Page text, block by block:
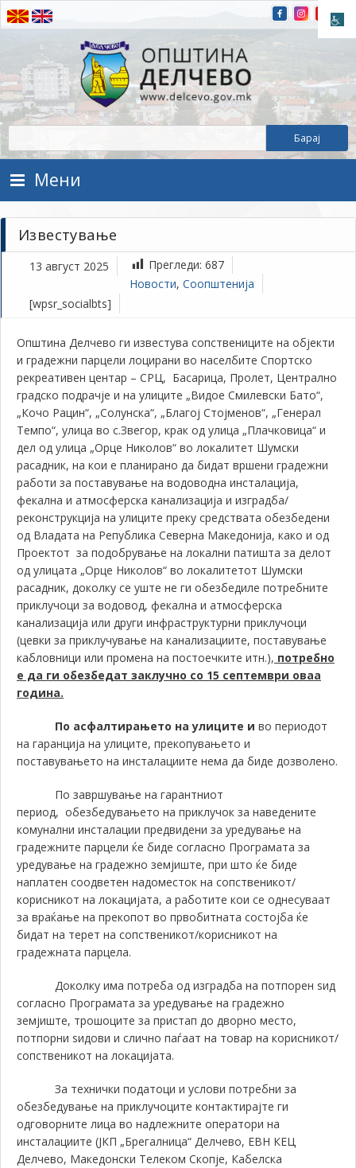
Прескокнете на содржината
Општина Делчево
Општина Делчево
Мени
Известување
13 август 2025 Прегледи: 687
Новости, Соопштенија
[wpsr_socialbts]
Општина Делчево ги известува сопствениците на објекти
и градежни парцели лоцирани во населбите Спортско
рекреативен центар – СРЦ, Басарица, Пролет, Централно
градско подрачје и на улиците „Видое Смилевски Бато“,
„Кочо Рацин“, „Солунска“, „Благој Стојменов“, „Генерал
Темпо“, улица во с.Звегор, крак од улица „Плачковица“ и
дел од улица „Орце Николов“ во локалитет Шумски
расадник, на кои е планирано да бидат вршени градежни
работи за поставување на водоводна инсталација,
фекална и атмосферска канализација и изградба/
реконструкција на улиците преку средствата обезбедени
од Владата на Република Северна Македонија, како и од
Проектот за подобрување на локални патишта за делот
од улицата „Орце Николов“ во локалитетот Шумски
расадник, доколку се уште не ги обезбедиле потребните
приклучоци за водовод, фекална и атмосферска
канализација или други инфраструктурни приклучоци
(цевки за приклучување на канализациите, поставување
кабловници или промена на постоечките итн.), потребно
е да ги обезбедат заклучно со 15 септември оваа
година.
По асфалтирањето на улиците и во периодот
на гаранција на улиците, прекопувањето и
поставувањето на инсталациите нема да биде дозволено.
По завршување на гарантниот
период, обезбедувањето на приклучок за наведените
комунални инсталации предвидени за уредување на
градежните парцели ќе биде согласно Програмата за
уредување на градежно земјиште, при што ќе биде
наплатен соодветен надоместок на сопственикот/
корисникот на локацијата, а работите кои се однесуваат
за враќање на прекопот во првобитната состојба ќе
бидат на терет на сопственикот/корисникот на
градежната парцела.
Доколку има потреба од изградба на потпорен ѕид
согласно Програмата за уредување на градежно
земјиште, трошоците за пристап до дворно место,
потпорни ѕидови и слично паѓаат на товар на корисникот/
сопственикот на локацијата.
За технички податоци и услови потребни за
обезбедување на приклучоците контактирајте ги
одговорните лица во надлежните оператори на
инсталациите (ЈКП „Брегалница“ Делчево, ЕВН КЕЦ
Делчево, Македонски Телеком Скопје, Кабелска